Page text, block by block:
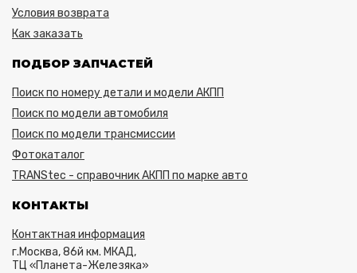
Условия возврата
Как заказать
ПОДБОР ЗАПЧАСТЕЙ
Поиск по номеру детали и модели АКПП
Поиск по модели автомобиля
Поиск по модели трансмиссии
Фотокаталог
TRANStec - справочник АКПП по марке авто
КОНТАКТЫ
Контактная информация
г.Москва, 86й км. МКАД,
ТЦ «Планета-Железяка»